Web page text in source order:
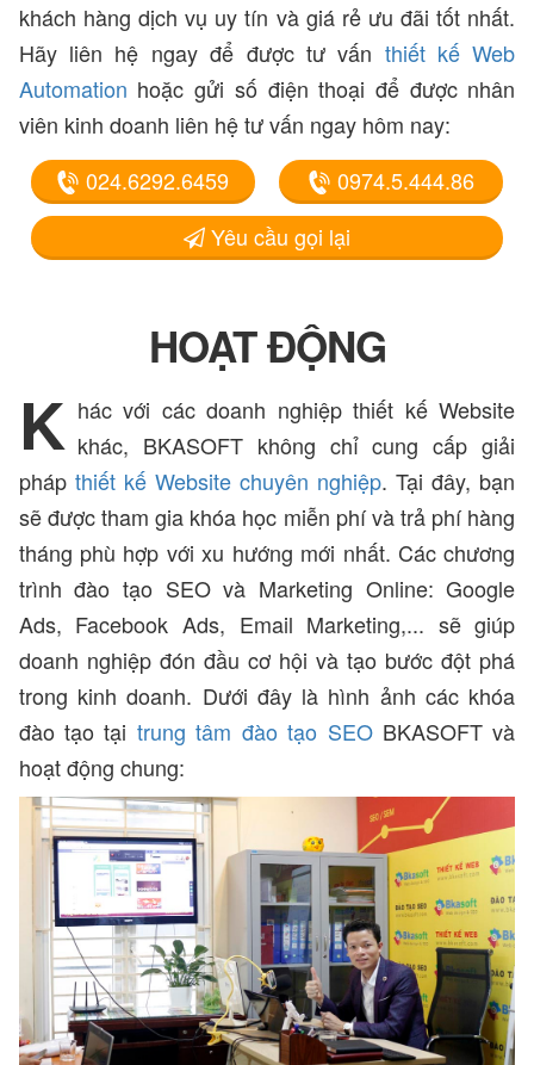
khách hàng dịch vụ uy tín và giá rẻ ưu đãi tốt nhất.
Hãy liên hệ ngay để được tư vấn thiết kế Web
Automation hoặc gửi số điện thoại để được nhân
viên kinh doanh liên hệ tư vấn ngay hôm nay:
024.6292.6459
0974.5.444.86
Yêu cầu gọi lại
HOẠT ĐỘNG
K hác với các doanh nghiệp thiết kế Website
khác, BKASOFT không chỉ cung cấp giải
pháp thiết kế Website chuyên nghiệp. Tại đây, bạn
sẽ được tham gia khóa học miễn phí và trả phí hàng
tháng phù hợp với xu hướng mới nhất. Các chương
trình đào tạo SEO và Marketing Online: Google
Ads, Facebook Ads, Email Marketing,... sẽ giúp
doanh nghiệp đón đầu cơ hội và tạo bước đột phá
trong kinh doanh. Dưới đây là hình ảnh các khóa
đào tạo tại trung tâm đào tạo SEOBKASOFT và
hoạt động chung: